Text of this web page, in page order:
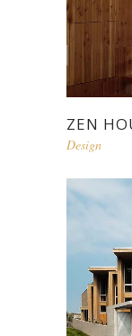
ZEN
Design